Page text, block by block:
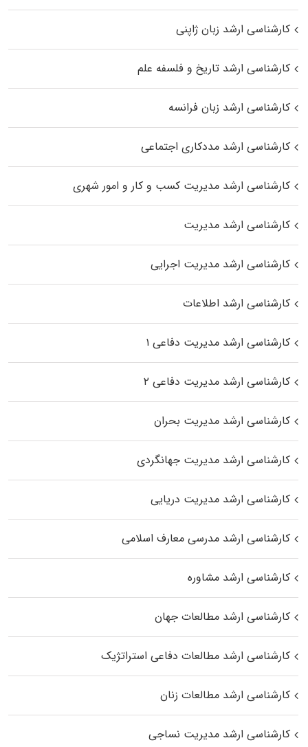
کارشناسی ارشد زبان ژاپنی
کارشناسی ارشد تاریخ و فلسفه علم
کارشناسی ارشد زبان فرانسه
کارشناسی ارشد مددکاری اجتماعی
کارشناسی ارشد مدیریت کسب و کار و امور شهری
کارشناسی ارشد مدیریت
کارشناسی ارشد مدیریت اجرایی
کارشناسی ارشد اطلاعات
کارشناسی ارشد مدیریت دفاعی ۱
کارشناسی ارشد مدیریت دفاعی ۲
کارشناسی ارشد مدیریت بحران
کارشناسی ارشد مدیریت جهانگردی
کارشناسی ارشد مدیریت دریایی
کارشناسی ارشد مدرسی معارف اسلامی
کارشناسی ارشد مشاوره
کارشناسی ارشد مطالعات جهان
کارشناسی ارشد مطالعات دفاعی استراتژیک
کارشناسی ارشد مطالعات زنان
کارشناسی ارشد مدیریت نساجی